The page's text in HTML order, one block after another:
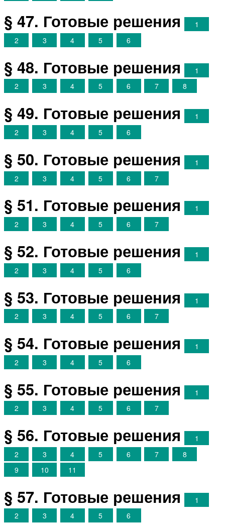
§ 47. Готовые решения
1
2
3 4 5 6
§ 48. Готовые решения
1
2
3 4 5 6 7 8
§ 49. Готовые решения
1
2
3 4 5 6
§ 50. Готовые решения
1
2
3 4 5 6 7
§ 51. Готовые решения
1
2
3 4 5 6 7
§ 52. Готовые решения
1
2
3 4 5 6
§ 53. Готовые решения
1
2
3 4 5 6 7
§ 54. Готовые решения
1
2
3 4 5 6
§ 55. Готовые решения
1
2
3 4 5 6 7
§ 56. Готовые решения
1
2
3 4 5 6 7
8
9
10 11
§ 57. Готовые решения
1
2
3 4 5 6